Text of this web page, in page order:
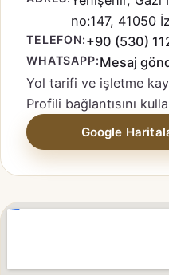
no:147, 41050
TELEFON:+90 (530)
WHATSAPP:Mesaj
Yol tarifi ve işletme
Profili bağlantısını
Google